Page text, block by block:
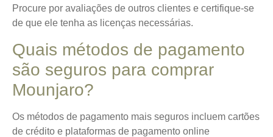
Procure por avaliações de outros clientes e certifique-se
de que ele tenha as licenças necessárias.
Quais métodos de pagamento
são seguros para comprar
Mounjaro?
Os métodos de pagamento mais seguros incluem cartões
de crédito e plataformas de pagamento online